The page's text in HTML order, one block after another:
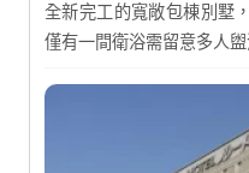
全新完工的寬敞包棟別墅
僅有一間衛浴需留意多人盥